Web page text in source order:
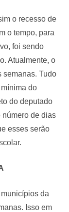
o recesso de
o tempo, para
foi sendo
Atualmente, o
semanas. Tudo
do
do deputado
número de dias
esses serão
da
Isso em